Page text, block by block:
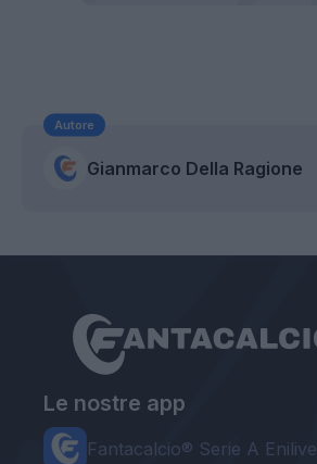
Autore
Gianmarco Della Ragione
Le nostre app
Fantacalcio® Serie A Enilive